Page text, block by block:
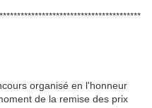
organisé en l'honneur
de la remise des prix